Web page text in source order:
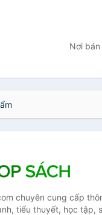
Nơi
chuyên cung cấp
tiểu thuyết, học tập,